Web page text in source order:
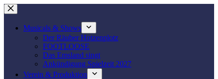
Zum
Inhalt
springenMusicals & Shows
Der Räuber Hotzenplotz
FOOTLOOSE
Das Emsland singt
Ankündigung Spielzeit 2027
Verein & Produktion